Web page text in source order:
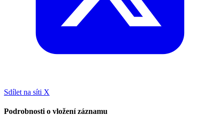
Sdílet na síti X
Podrobnosti o vložení záznamu